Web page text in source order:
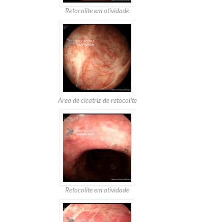
Retocolite em atividade
Área de cicatriz de retocolite
Retocolite em atividade